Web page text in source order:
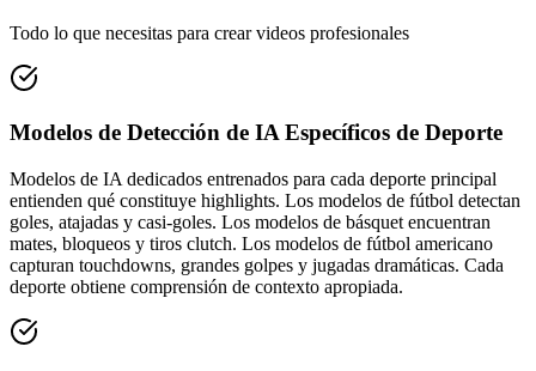
Todo lo que necesitas para crear videos profesionales
Modelos de Detección de IA Específicos de Deporte
Modelos de IA dedicados entrenados para cada deporte principal
entienden qué constituye highlights. Los modelos de fútbol detectan
goles, atajadas y casi-goles. Los modelos de básquet encuentran
mates, bloqueos y tiros clutch. Los modelos de fútbol americano
capturan touchdowns, grandes golpes y jugadas dramáticas. Cada
deporte obtiene comprensión de contexto apropiada.